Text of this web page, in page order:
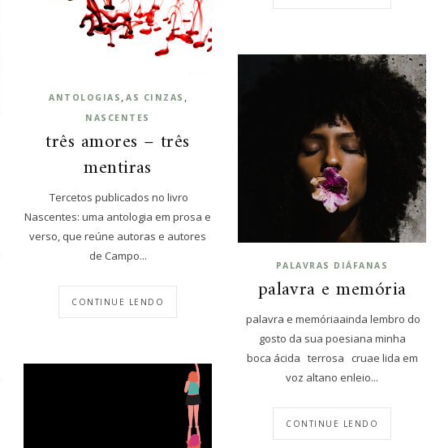
ANTOLOGIAS ,AS CINZAS ,
NASCENTES
três amores – três
mentiras
Tercetos publicados no livro
Nascentes: uma antologia em prosa e
verso, que reúne autoras e autores
de Campo...
CONTINUE LENDO
PALAVRAS DIÁFANAS
palavra e memória
palavra e memóriaainda lembro do
gosto da sua poesiana minha
boca ácida terrosa cruae lida em
voz altano enleio...
CONTINUE LENDO